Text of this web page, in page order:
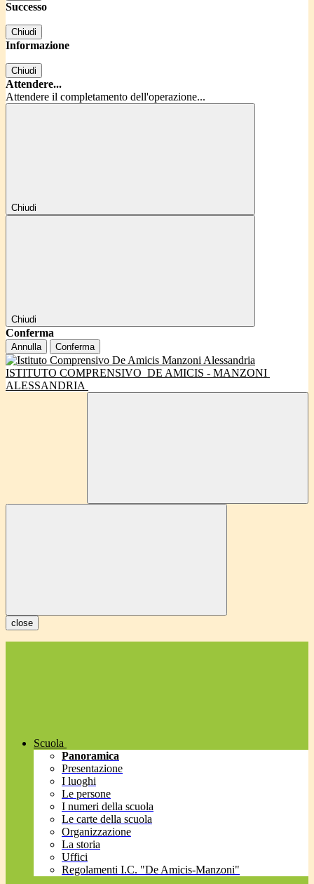
Successo
Chiudi
Informazione
Chiudi
Attendere...
Attendere il completamento dell'operazione...
Chiudi
Chiudi
Conferma
Annulla Conferma
ISTITUTO COMPRENSIVO DE AMICIS - MANZONI
ALESSANDRIA
close
Scuola
Panoramica
Presentazione
I luoghi
Le persone
I numeri della scuola
Le carte della scuola
Organizzazione
La storia
Uffici
Regolamenti I.C. "De Amicis-Manzoni"